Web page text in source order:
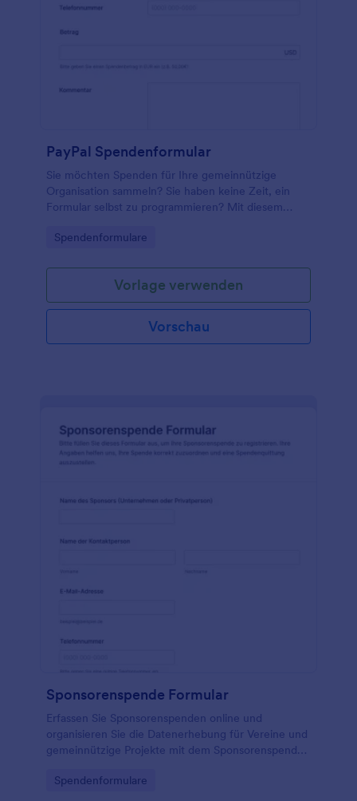
PayPal Spendenformular
Sie möchten Spenden für Ihre gemeinnützige
Organisation sammeln? Sie haben keine Zeit, ein
Formular selbst zu programmieren? Mit diesem
einsammeln. Diese Vorlage lässt sich mit wenigen
verbinden. Probieren Sie es einfach aus!
Go to Category:
Spendenformulare
Vorlage verwenden
Vorschau
Sponsorenspende Formular
Erfassen Sie Sponsorenspenden online und
organisieren Sie die Datenerhebung für Vereine und
gemeinnützige Projekte mit dem Sponsorenspende-
und zentraler Verwaltung der Formularantworten.
Go to Category:
Spendenformulare